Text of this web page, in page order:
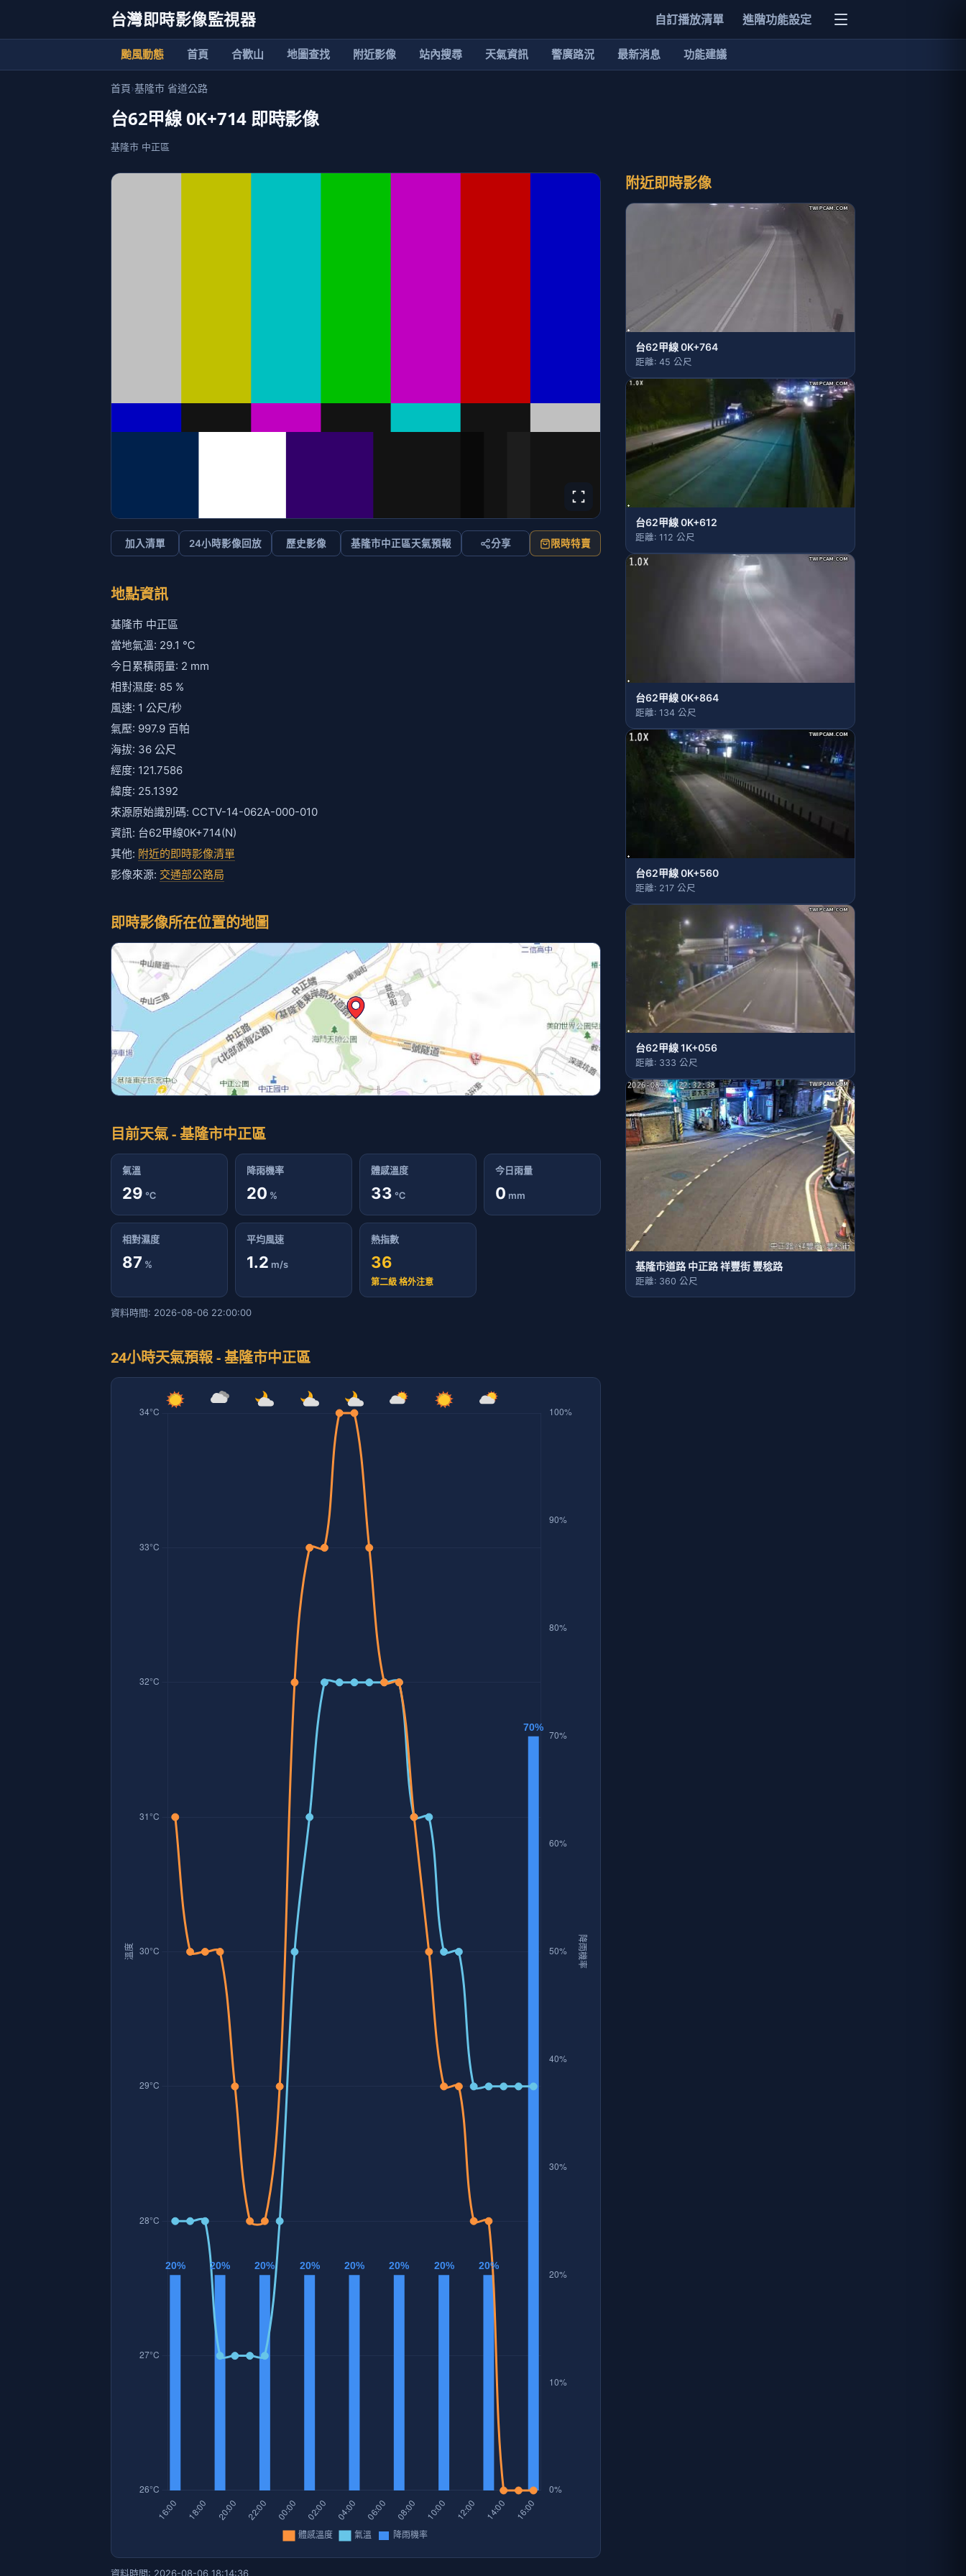
台灣即時影像監視器 自訂播放清單 進階功能設定
颱風動態 首頁 合歡山 地圖查找 附近影像 站內搜尋 天氣資訊 警廣路況 最新消息 功能建議
首頁›基隆市 省道公路
台62甲線 0K+714 即時影像
基隆市 中正區
加入清單 24小時影像回放 歷史影像 基隆市中正區天氣預報 分享 限時特賣
地點資訊
基隆市 中正區
當地氣溫: 29.1 ℃
今日累積雨量: 2 mm
相對濕度: 85 %
風速: 1 公尺/秒
氣壓: 997.9 百帕
海拔: 36 公尺
經度: 121.7586
緯度: 25.1392
來源原始識別碼: CCTV-14-062A-000-010
資訊: 台62甲線0K+714(N)
其他: 附近的即時影像清單
影像來源: 交通部公路局
即時影像所在位置的地圖
目前天氣 - 基隆市中正區
氣溫
29 ℃
降雨機率
20 %
體感溫度
33 ℃
今日雨量
0 mm
相對濕度
87 %
平均風速
1.2 m/s
熱指數
36
第二級 格外注意
資料時間: 2026-08-06 22:00:00
24小時天氣預報 - 基隆市中正區
資料時間: 2026-08-06 18:14:36
附近即時影像
台62甲線 0K+764
距離: 45 公尺
台62甲線 0K+612
距離: 112 公尺
台62甲線 0K+864
距離: 134 公尺
台62甲線 0K+560
距離: 217 公尺
台62甲線 1K+056
距離: 333 公尺
基隆市道路 中正路 祥豐街 豐稔路
距離: 360 公尺